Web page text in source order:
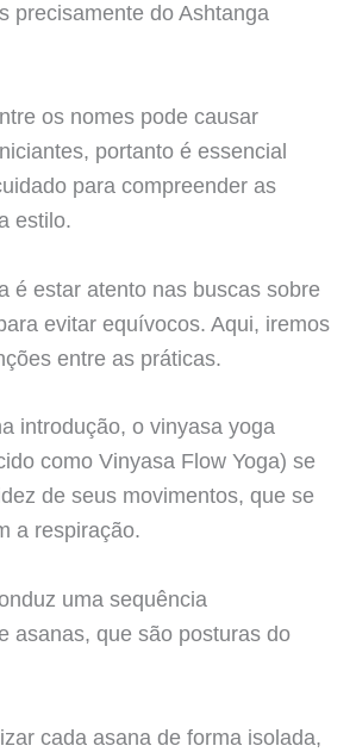
precisamente do Ashtanga
os nomes pode causar
portanto é essencial
para compreender as
estilo.
é estar atento nas buscas sobre
evitar equívocos. Aqui, iremos
entre as práticas.
introdução, o vinyasa yoga
como Vinyasa Flow Yoga) se
de seus movimentos, que se
a respiração.
uma sequência
asanas, que são posturas do
cada asana de forma isolada,